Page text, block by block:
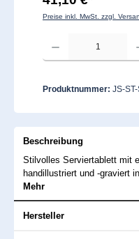
Preise inkl. MwSt. zzgl.
Produkt Anzahl: Gib den
Produktnummer: JS-
Beschreibung
Stilvolles Serviertablett mit
handillustriert und -graviert
Mehr
Hersteller